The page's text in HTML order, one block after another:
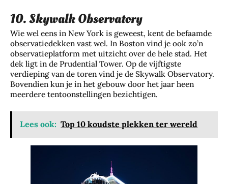
10. Skywalk Observatory
Wie wel eens in New York is geweest, kent de befaamde
observatiedekken vast wel. In Boston vind je ook zo’n
observatieplatform met uitzicht over de hele stad. Het
dek ligt in de Prudential Tower. Op de vijftigste
verdieping van de toren vind je de Skywalk Observatory.
Bovendien kun je in het gebouw door het jaar heen
meerdere tentoonstellingen bezichtigen.
Lees ook: Top 10 koudste plekken ter wereld